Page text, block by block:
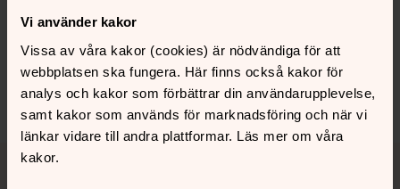
Vi använder kakor
Vissa av våra kakor (cookies) är nödvändiga för att
webbplatsen ska fungera. Här finns också kakor för
analys och kakor som förbättrar din användarupplevelse,
samt kakor som används för marknadsföring och när vi
länkar vidare till andra plattformar. Läs mer om våra
kakor.
Synpunkter eller frågor på sidans
innehåll?
backa.pastorat@svenskakyrkan.se
Dela
Tillbaka till toppen
Tillbaka till innehållet